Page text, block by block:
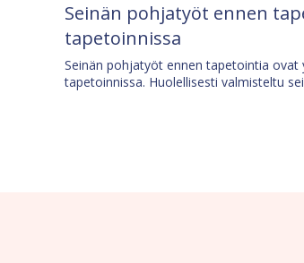
Seinän pohjatyöt ennen
tapetoinnissa
Seinän pohjatyöt ennen tapetointia
tapetoinnissa. Huolellisesti valmisteltu